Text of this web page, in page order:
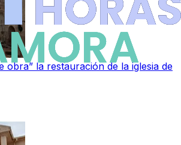
obra” la restauración de la iglesia de